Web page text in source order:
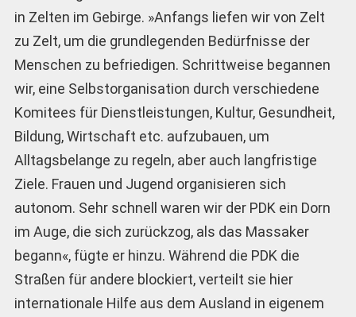
in Zelten im Gebirge. »Anfangs liefen wir von Zelt
zu Zelt, um die grundlegenden Bedürfnisse der
Menschen zu befriedigen. Schrittweise begannen
wir, eine Selbstorganisation durch verschiedene
Komitees für Dienstleistungen, Kultur, Gesundheit,
Bildung, Wirtschaft etc. aufzubauen, um
Alltagsbelange zu regeln, aber auch langfristige
Ziele. Frauen und Jugend organisieren sich
autonom. Sehr schnell waren wir der PDK ein Dorn
im Auge, die sich zurückzog, als das Massaker
begann«, fügte er hinzu. Während die PDK die
Straßen für andere blockiert, verteilt sie hier
internationale Hilfe aus dem Ausland in eigenem